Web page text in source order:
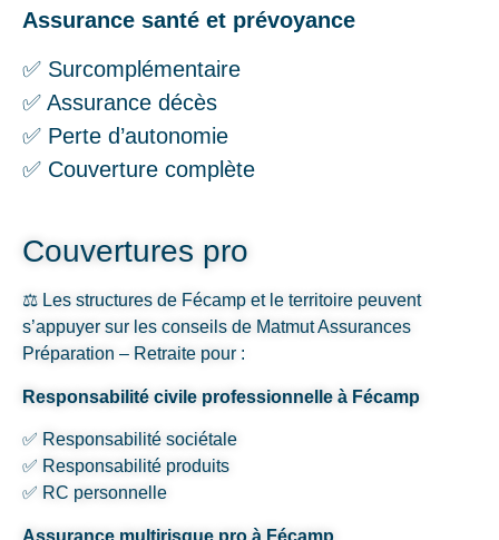
Assurance santé et prévoyance
✅ Surcomplémentaire
✅ Assurance décès
✅ Perte d’autonomie
✅ Couverture complète
Couvertures pro
⚖️ Les structures de Fécamp et le territoire peuvent
s’appuyer sur les conseils de Matmut Assurances
Préparation – Retraite pour :
Responsabilité civile professionnelle à Fécamp
✅ Responsabilité sociétale
✅ Responsabilité produits
✅ RC personnelle
Assurance multirisque pro à Fécamp